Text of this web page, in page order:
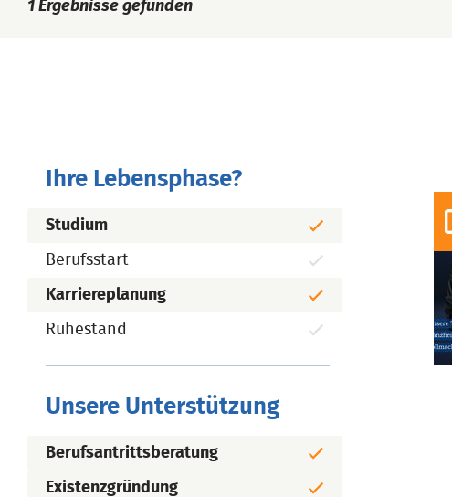
1 Ergebnisse gefunden
Ihre Lebensphase?
Studium
Berufsstart
Karriereplanung
Ruhestand
Unsere Unterstützung
Berufsantrittsberatung
Existenzgründung